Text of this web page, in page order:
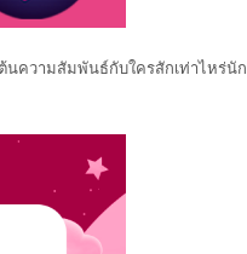
นความสัมพันธ์กับใครสักเท่าไหร่นัก